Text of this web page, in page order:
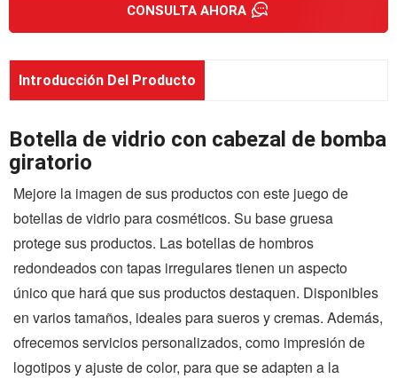
CONSULTA AHORA
Introducción Del Producto
Botella de vidrio con cabezal de bomba
giratorio
Mejore la imagen de sus productos con este juego de
botellas de vidrio para cosméticos. Su base gruesa
protege sus productos. Las botellas de hombros
redondeados con tapas irregulares tienen un aspecto
único que hará que sus productos destaquen. Disponibles
en varios tamaños, ideales para sueros y cremas. Además,
ofrecemos servicios personalizados, como impresión de
logotipos y ajuste de color, para que se adapten a la